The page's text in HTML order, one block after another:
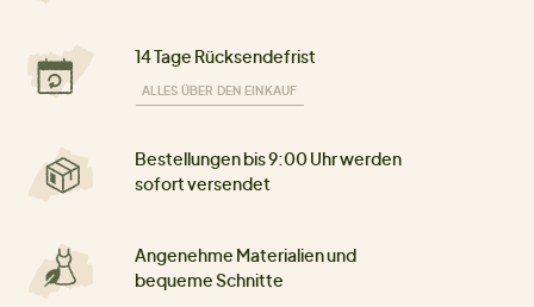
14 Tage Rücksendefrist
ALLES ÜBER DEN EINKAUF
Bestellungen bis 9:00 Uhr werden
sofort versendet
Angenehme Materialien und
bequeme Schnitte